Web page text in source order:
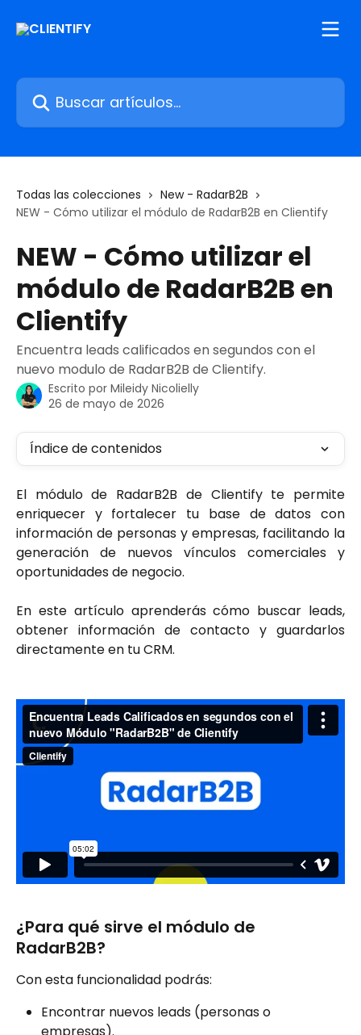
Buscar artículos...
Todas las colecciones
New - RadarB2B
NEW - Cómo utilizar el módulo de RadarB2B en Clientify
NEW - Cómo utilizar el
módulo de RadarB2B en
Clientify
Encuentra leads calificados en segundos con el
nuevo modulo de RadarB2B de Clientify.
Escrito por Mileidy Nicolielly
26 de mayo de 2026
Índice de contenidos
El módulo de RadarB2B de Clientify te permite
enriquecer y fortalecer tu base de datos con
información de personas y empresas, facilitando la
generación de nuevos vínculos comerciales y
oportunidades de negocio.
En este artículo aprenderás cómo buscar leads,
obtener información de contacto y guardarlos
directamente en tu CRM.
¿Para qué sirve el módulo de
RadarB2B?
Con esta funcionalidad podrás:
Encontrar nuevos leads (personas o